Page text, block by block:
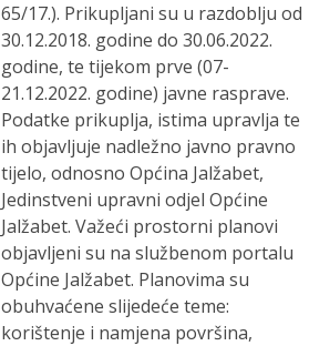
65/17.). Prikupljani su u razdoblju od
30.12.2018. godine do 30.06.2022.
godine, te tijekom prve (07-
21.12.2022. godine) javne rasprave.
Podatke prikuplja, istima upravlja te
ih objavljuje nadležno javno pravno
tijelo, odnosno Općina Jalžabet,
Jedinstveni upravni odjel Općine
Jalžabet. Važeći prostorni planovi
objavljeni su na službenom portalu
Općine Jalžabet. Planovima su
obuhvaćene slijedeće teme:
korištenje i namjena površina,